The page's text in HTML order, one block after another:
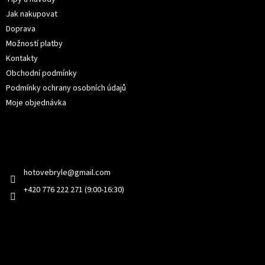
Jak nakupovat
Doprava
Možností platby
Kontakty
Obchodní podmínky
Podmínky ochrany osobních údajů
Moje objednávka
hotovebryle@gmail.com
+420 776 222 271 (9:00-16:30)